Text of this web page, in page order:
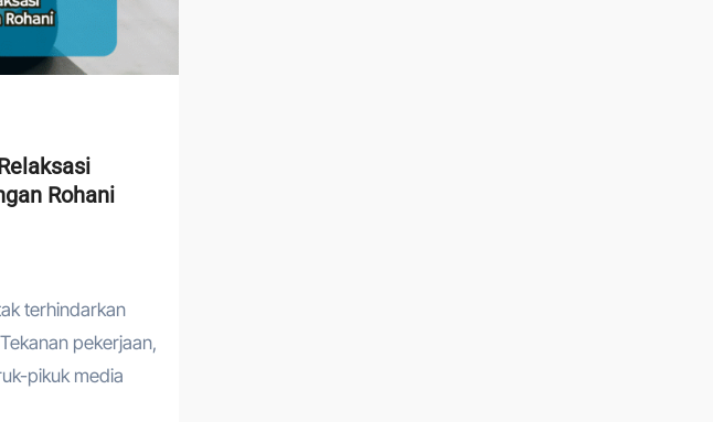
Rohani
pekerjaan,
pikuk media